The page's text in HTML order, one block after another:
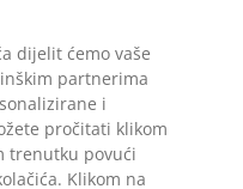
dijelit ćemo vaše
partnerima
i
pročitati klikom
trenutku povući
Klikom na